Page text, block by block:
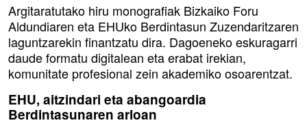
Argitaratutako hiru monografiak Bizkaiko Foru
Aldundiaren eta EHUko Berdintasun Zuzendaritzaren
laguntzarekin finantzatu dira. Dagoeneko eskuragarri
daude formatu digitalean eta erabat irekian,
komunitate profesional zein akademiko osoarentzat.
EHU, aitzindari eta abangoardia
Berdintasunaren arloan